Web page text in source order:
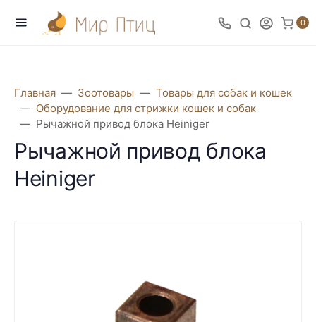
0
Главная Зоотовары
Товары для собак и кошек
Оборудование для стрижки кошек и собак
Рычажной привод блока Heiniger
Рычажной привод блока
Heiniger